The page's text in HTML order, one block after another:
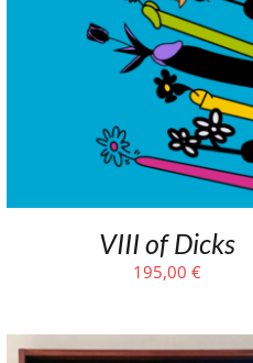
VIII of Dicks
195,00€